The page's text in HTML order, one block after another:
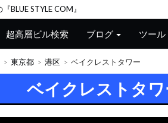
BLUE STYLE COM』
超高層ビル検索 ブログ ツール
東京都 港区 ベイクレストタワー
ベイクレストタ